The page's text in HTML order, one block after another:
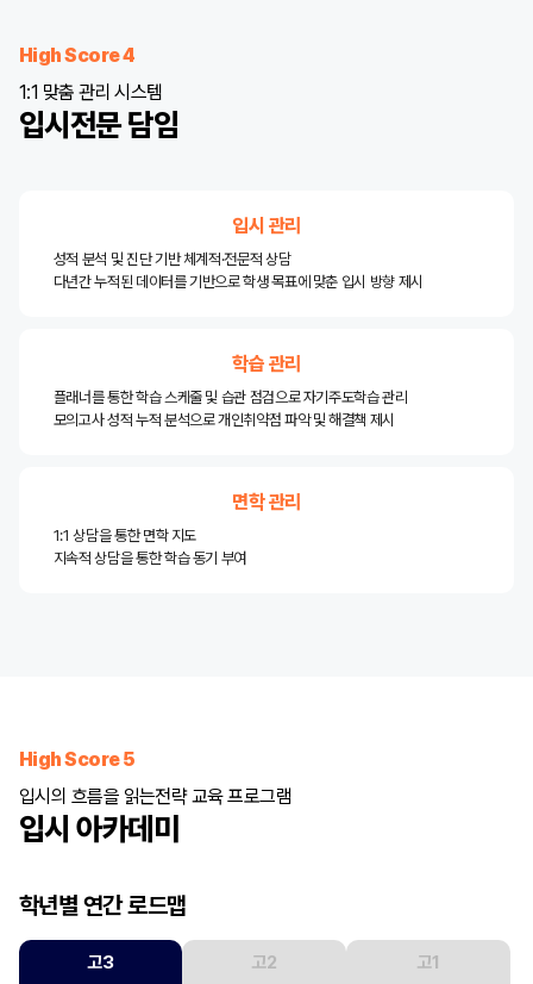
High Score 4
1:1 맞춤 관리 시스템
입시전문 담임
입시 관리
성적 분석 및 진단 기반 체계적·전문적 상담
다년간 누적된 데이터를 기반으로 학생 목표에 맞춘 입시 방향 제시
학습 관리
플래너를 통한 학습 스케줄 및 습관 점검으로 자기주도학습 관리
모의고사 성적 누적 분석으로 개인취약점 파악 및 해결책 제시
면학 관리
1:1 상담을 통한 면학 지도
지속적 상담을 통한 학습 동기 부여
High Score 5
입시의 흐름을 읽는전략 교육 프로그램
입시 아카데미
학년별 연간 로드맵
고3 고2 고1